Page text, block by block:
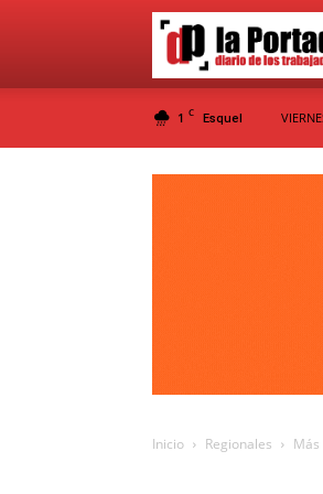
1 C Esquel
Inicio Regionales